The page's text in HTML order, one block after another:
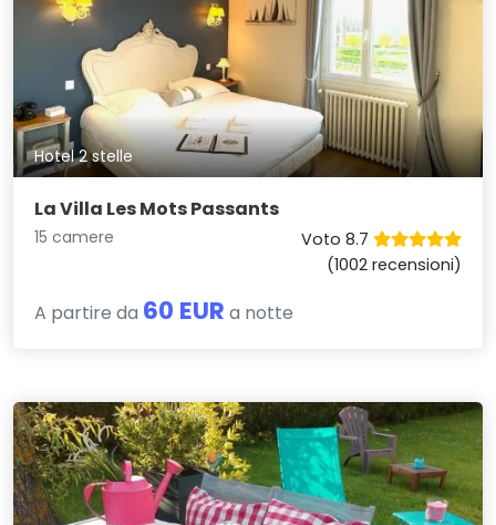
Hotel 2 stelle
La Villa Les Mots Passants
15 camere
Voto 8.7
(1002 recensioni)
A partire da 60 EUR a notte